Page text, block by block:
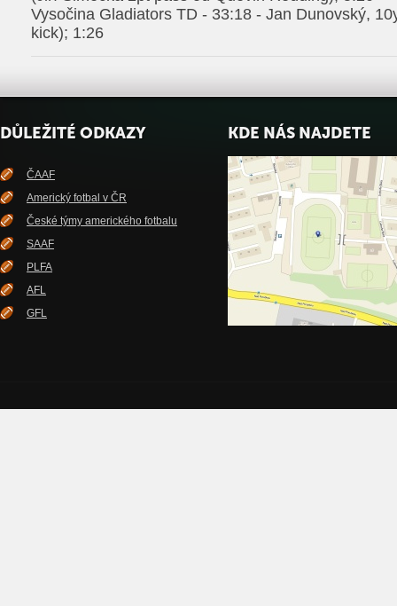
Vysočina Gladiators TD - 33:18 - Jan Dunovský,
kick); 1:26
DŮLEŽITÉ ODKAZY
ČAAF
Americký fotbal v ČR
České týmy amerického fotbalu
SAAF
PLFA
AFL
GFL
KDE NÁS NAJDETE